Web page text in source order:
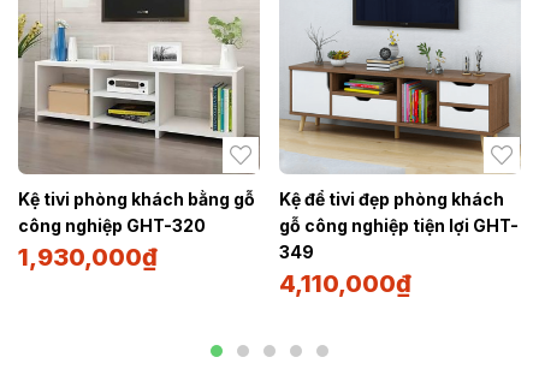
Kệ tivi phòng khách bằng gỗ
công nghiệp GHT-320
1,930,000₫
Kệ để tivi đẹp phòng khách
gỗ công nghiệp tiện lợi GHT-
349
4,110,000₫